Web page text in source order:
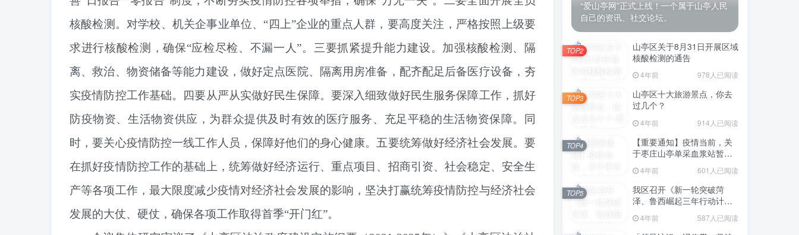
核酸检测。 对学校、机关企事业单位、“四上”企业的重点人群，要高度关注，严格按照上级要
求进行核酸检测，确保“应检尽检、不漏一人”。 三要抓紧提升能力建设。 加强核酸检测、隔
离、救治、物资储备等能力建设，做好定点医院、隔离用房准备，配齐配足后备医疗设备，夯
实疫情防控工作基础。
四要从严从实做好民生保障。 要深入细致做好民生服务保障工作，抓好
防疫物资、生活物资供应，为群众提供及时有效的医疗服务、充足平稳的生活物资保障。同
时，要关心疫情防控一线工作人员，保障好他们的身心健康。 五要统筹做好经济社会发展。 要
在抓好疫情防控工作的基础上，统筹做好经济运行、重点项目、招商引资、社会稳定、安全生
产等各项工作，最大限度减少疫情对经济社会发展的影响，坚决打赢统筹疫情防控与经济社会
发展的大仗、硬仗，确保各项工作取得首季“开门红”。
“爱山亭网”正式上线！一个属于山亭人民
自己的资讯、社交论坛。
山亭区关于8月31日开展区域
核酸检测的通告
4年前 978人已阅读
TOP2
山亭区十大旅游景点，你去
过几个？
4年前 914人已阅读
TOP3
【重要通知】疫情当前，关
于枣庄山亭单采血浆站暂停
4年前 601人已阅读
TOP4
我区召开《新一轮突破菏
泽、鲁西崛起三年行动计划
意见稿）政策分析研判会议
4年前 587人已阅读
TOP5